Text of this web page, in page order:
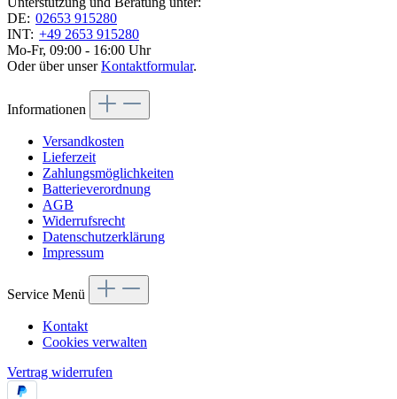
DE: 02653 915280
INT: +49 2653 915280
Mo-Fr, 09:00 - 16:00 Uhr
Oder über unserKontaktformular.
Informationen
Versandkosten
Lieferzeit
Zahlungsmöglichkeiten
Batterieverordnung
AGB
Widerrufsrecht
Datenschutzerklärung
Impressum
Service Menü
Kontakt
Cookies verwalten
Vertrag widerrufen